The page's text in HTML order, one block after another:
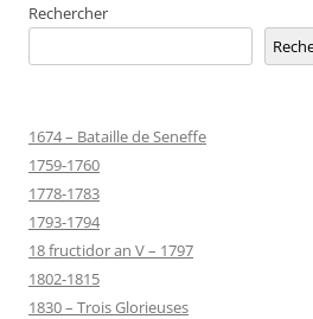
Rechercher
1674 – Bataille de Seneffe
1759-1760
1778-1783
1793-1794
18 fructidor an V – 1797
1802-1815
1830 – Trois Glorieuses